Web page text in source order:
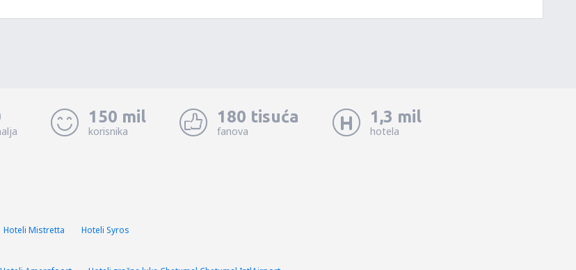
150 mil
korisnika
180 tisuća
fanova
1,3 mil
hotela
Hoteli Mistretta
Hoteli Syros